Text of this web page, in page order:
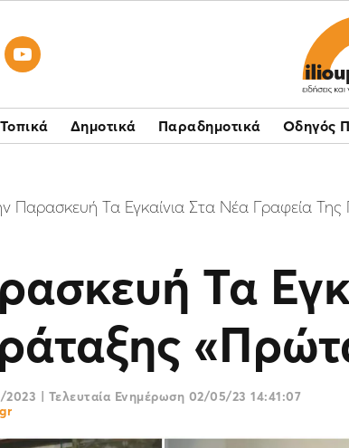

Τοπικά Δημοτικά Παραδημοτικά Οδηγός
Παρασκευή Τα Εγκαίνια Στα Νέα Γραφεία
Τα
| Τελευταία Ενημέρωση 02/05/23 14:41:07